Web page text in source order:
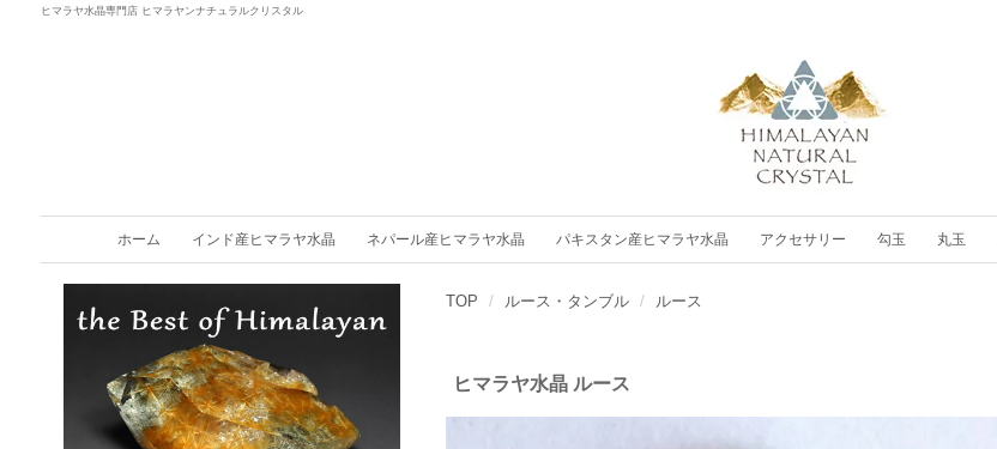
ヒマラヤ水晶専門店 ヒマラヤンナチュラルクリスタル
ホーム インド産ヒマラヤ水晶 ネパール産ヒマラヤ水晶 パキスタン産ヒマラヤ水晶 アクセサリー 勾玉 丸玉
TOP ルース・タンブル ルース
ヒマラヤ水晶 ルース